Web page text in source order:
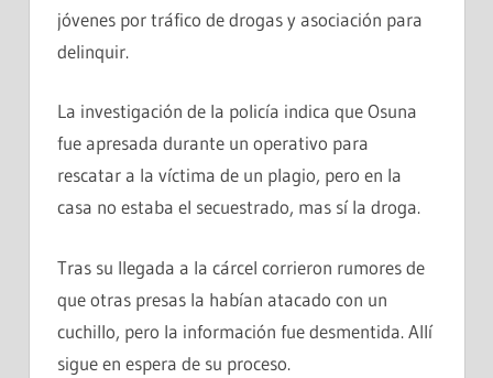
jóvenes por tráfico de drogas y asociación para
delinquir.
La investigación de la policía indica que Osuna
fue apresada durante un operativo para
rescatar a la víctima de un plagio, pero en la
casa no estaba el secuestrado, mas sí la droga.
Tras su llegada a la cárcel corrieron rumores de
que otras presas la habían atacado con un
cuchillo, pero la información fue desmentida. Allí
sigue en espera de su proceso.